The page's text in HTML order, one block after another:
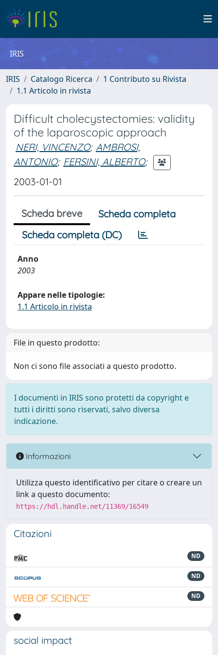
IRIS
IRIS Catalogo Ricerca
1 Contributo su Rivista
1.1 Articolo in rivista
Difficult cholecystectomies: validity
of the laparoscopic approach
NERI, VINCENZO; AMBROSI,
ANTONIO; FERSINI, ALBERTO;
2003-01-01
Scheda breve
Scheda completa
Scheda completa (DC)
Anno
2003
Appare nelle tipologie:
1.1 Articolo in rivista
File in questo prodotto:
Non ci sono file associati a questo prodotto.
I documenti in IRIS sono protetti da copyright e
tutti i diritti sono riservati, salvo diversa
indicazione.
Informazioni
Utilizza questo identificativo per citare o creare un
link a questo documento:
https://hdl.handle.net/11369/16549
Citazioni
ND
ND
ND
social impact